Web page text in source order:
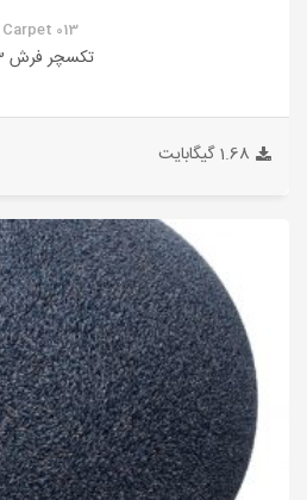
Carpet 013
تکسچر فرش 13
1.68 گیگابایت